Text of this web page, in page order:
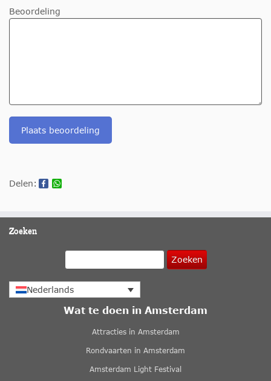
Beoordeling
Plaats beoordeling
Delen:
Zoeken
Zoeken
Nederlands
Wat te doen in Amsterdam
Attracties in Amsterdam
Rondvaarten in Amsterdam
Amsterdam Light Festival